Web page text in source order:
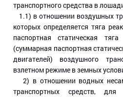
транспортного средства в
1.1) в отношении воздушных
которых определяется тяга
паспортная статическая
(суммарная паспортная
двигателей) воздушного
взлетном режиме в земных
2) в отношении водных
транспортных средств, для